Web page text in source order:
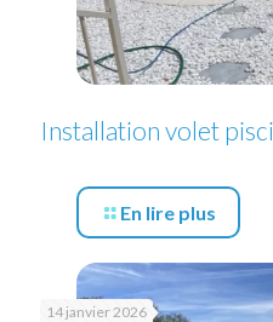
Installation volet
En lire plus
14 janvier 2026